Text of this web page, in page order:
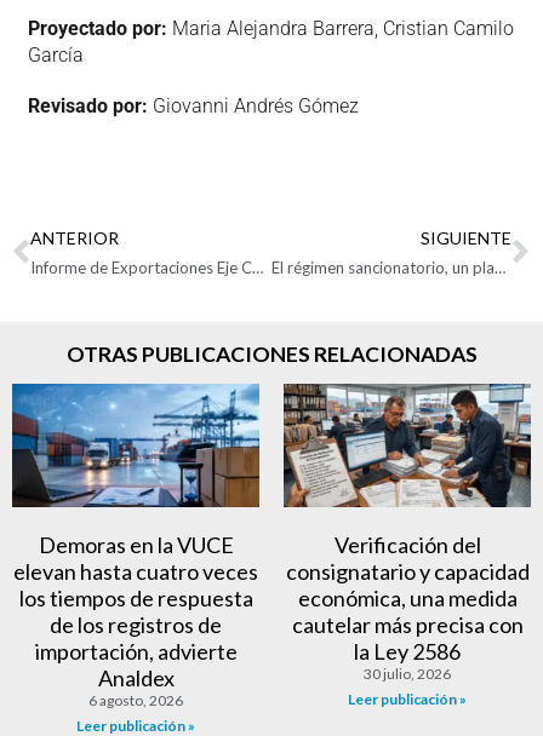
Proyectado por: Maria Alejandra Barrera, Cristian Camilo
García
Revisado por: Giovanni Andrés Gómez
ANTERIOR
Informe de Exportaciones Eje Cafetero Enero de 2026
SIGUIENTE
El régimen sancionatorio, un plazo que no se puede ignorar.
OTRAS PUBLICACIONES RELACIONADAS
Demoras en la VUCE
elevan hasta cuatro veces
los tiempos de respuesta
de los registros de
importación, advierte
Analdex
6 agosto, 2026
Leer publicación »
Verificación del
consignatario y capacidad
económica, una medida
cautelar más precisa con
la Ley 2586
30 julio, 2026
Leer publicación »